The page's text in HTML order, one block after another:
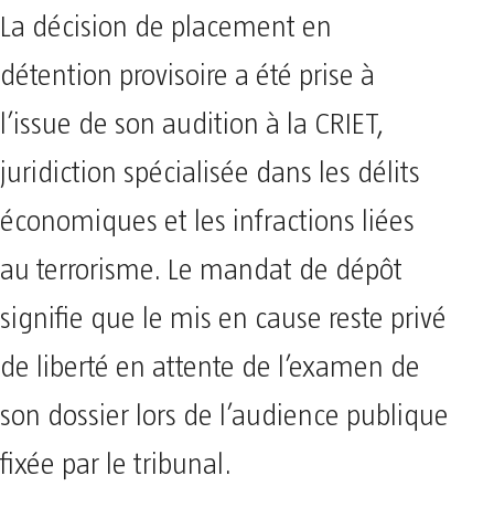
La décision de placement en
détention provisoire a été prise à
l’issue de son audition à la CRIET,
juridiction spécialisée dans les délits
économiques et les infractions liées
au terrorisme. Le mandat de dépôt
signifie que le mis en cause reste privé
de liberté en attente de l’examen de
son dossier lors de l’audience publique
fixée par le tribunal.